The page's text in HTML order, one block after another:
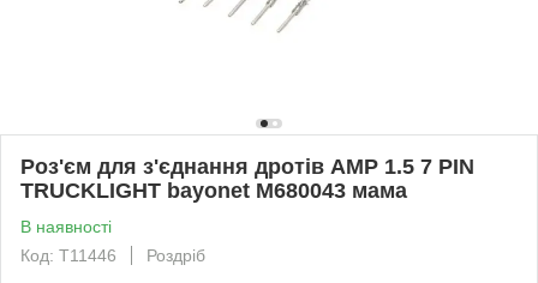
Роз'єм для з'єднання дротів AMP 1.5 7 PIN
TRUCKLIGHT bayonet M680043 мама
В наявності
Код: T11446
Роздріб